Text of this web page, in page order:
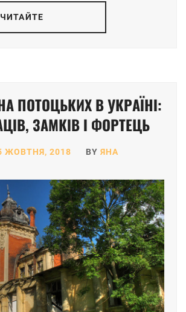
ЧИТАЙТЕ
ПОТОЦЬКИХ В УКРАЇНІ:
ЗАМКІВ І ФОРТЕЦЬ
ЖОВТНЯ, 2018 BY ЯНА